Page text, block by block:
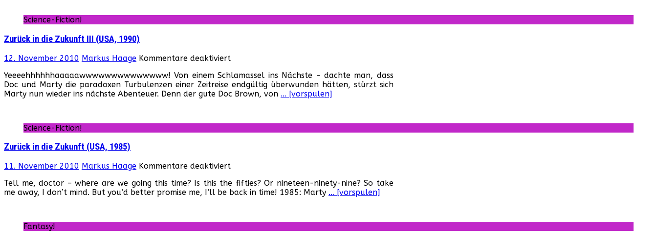
II
(USA,
Science-Fiction!
Zurück in die Zukunft III (USA, 1990)
12. November 2010 Markus Haage Kommentare deaktiviert
in
die
Zukunft
1990)
Yeeeehhhhhhaaaaawwwwwwwwwwwwww! Von einem Schlamassel ins Nächste – dachte man, dass
Doc und Marty die paradoxen Turbulenzen einer Zeitreise endgültig überwunden hätten, stürzt sich
Marty nun wieder ins nächste Abenteuer. Denn der gute Doc Brown, von … [vorspulen]
Science-Fiction!
Zurück in die Zukunft (USA, 1985)
11. November 2010 Markus Haage Kommentare deaktiviertfür
in
die
1985)
Tell me, doctor – where are we going this time? Is this the fifties? Or nineteen-ninety-nine? So take
me away, I don’t mind. But you’d better promise me, I’ll be back in time! 1985: Marty … [vorspulen]
Fantasy!